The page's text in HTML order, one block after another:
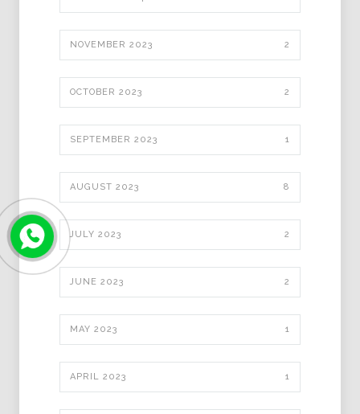
NOVEMBER 2023 2
OCTOBER 2023 2
SEPTEMBER 2023 1
AUGUST 2023 8
JULY 2023 2
JUNE 2023 2
MAY 2023 1
APRIL 2023 1